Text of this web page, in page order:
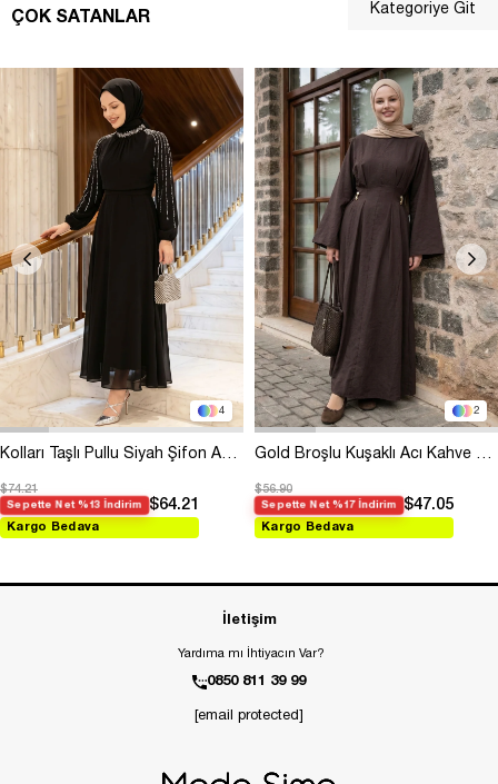
ÇOK SATANLAR
4
Kolları Taşlı Pullu Siyah Şifon Abiye
$74.21
Sepette Net %13 İndirim $64.21
Kargo Bedava
2
Gold Broşlu Kuşaklı Acı Kahve Modal Elbise
$56.90
Sepette Net %17 İndirim $47.05
Kargo Bedava
Kategoriye Git
İletişim
Yardıma mı İhtiyacın Var?
0850 811 39 99
[email protected]